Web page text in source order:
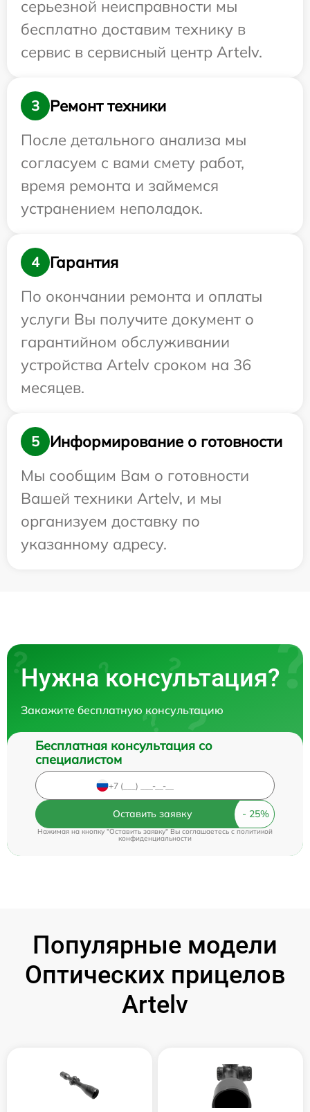
серьезной неисправности мы
бесплатно доставим технику в
сервис в сервисный центр Artelv.
3
Ремонт техники
После детального анализа мы
согласуем с вами смету работ,
время ремонта и займемся
устранением неполадок.
4
Гарантия
По окончании ремонта и оплаты
услуги Вы получите документ о
гарантийном обслуживании
устройства Artelv сроком на 36
месяцев.
5
Информирование о готовности
Мы сообщим Вам о готовности
Вашей техники Artelv, и мы
организуем доставку по
указанному адресу.
Нужна консультация?
Закажите бесплатную консультацию
Бесплатная консультация со
специалистом
Оставить заявку
Нажимая на кнопку "Оставить заявку" Вы соглашаетесь c политикой
конфиденциальности
Популярные модели
Оптических прицелов
Artelv